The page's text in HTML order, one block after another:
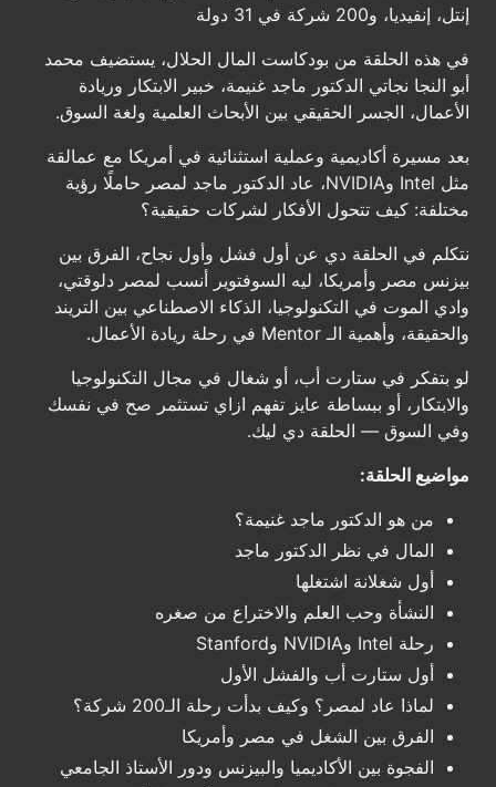
إنتل، إنفيديا، و200 شركة في 31 دولة
في هذه الحلقة من بودكاست المال الحلال، يستضيف محمد
أبو النجا نجاتي الدكتور ماجد غنيمة، خبير الابتكار وريادة
الأعمال، الجسر الحقيقي بين الأبحاث العلمية ولغة السوق.
بعد مسيرة أكاديمية وعملية استثنائية في أمريكا مع عمالقة
مثل Intel وNVIDIA، عاد الدكتور ماجد لمصر حاملًا رؤية
مختلفة: كيف تتحول الأفكار لشركات حقيقية؟
نتكلم في الحلقة دي عن أول فشل وأول نجاح، الفرق بين
بيزنس مصر وأمريكا، ليه السوفتوير أنسب لمصر دلوقتي،
وادي الموت في التكنولوجيا، الذكاء الاصطناعي بين التريند
والحقيقة، وأهمية الـ Mentor في رحلة ريادة الأعمال.
لو بتفكر في ستارت أب، أو شغال في مجال التكنولوجيا
والابتكار، أو ببساطة عايز تفهم ازاي تستثمر صح في نفسك
وفي السوق — الحلقة دي ليك.
مواضيع الحلقة:
من هو الدكتور ماجد غنيمة؟
المال في نظر الدكتور ماجد
أول شغلانة اشتغلها
النشأة وحب العلم والاختراع من صغره
رحلة Intel وNVIDIA وStanford
أول ستارت أب والفشل الأول
لماذا عاد لمصر؟ وكيف بدأت رحلة الـ200 شركة؟
الفرق بين الشغل في مصر وأمريكا
الفجوة بين الأكاديميا والبيزنس ودور الأستاذ الجامعي